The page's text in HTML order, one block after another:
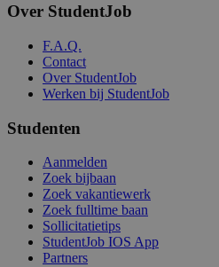
Over StudentJob
F.A.Q.
Contact
Over StudentJob
Werken bij StudentJob
Studenten
Aanmelden
Zoek bijbaan
Zoek vakantiewerk
Zoek fulltime baan
Sollicitatietips
StudentJob IOS App
Partners